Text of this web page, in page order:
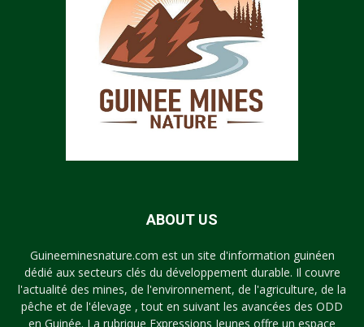
ABOUT US
Guineeminesnature.com est un site d'information guinéen
dédié aux secteurs clés du développement durable. Il couvre
l'actualité des mines, de l'environnement, de l'agriculture, de la
pêche et de l'élevage , tout en suivant les avancées des ODD
en Guinée. La rubrique Expressions Jeunes offre un espace